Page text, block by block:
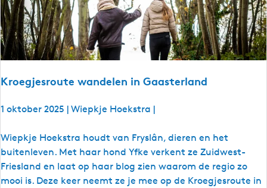
t
k
i
n
e
e
i
n
F
r
Kroegjesroute wandelen in Gaasterland
1 oktober 2025 | Wiepkje Hoekstra |
K
r
o
e
Wiepkje Hoekstra houdt van Fryslân, dieren en het
buitenleven. Met haar hond Yfke verkent ze Zuidwest-
Friesland en laat op haar blog zien waarom de regio zo
mooi is. Deze keer neemt ze je mee op de Kroegjesroute in